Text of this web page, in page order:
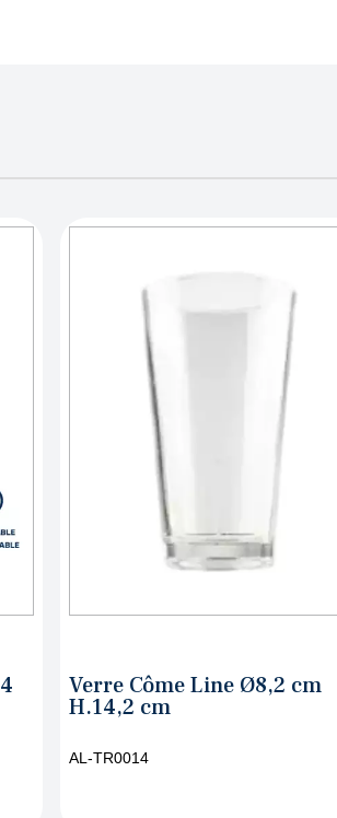
Verre Côme Plain Ø8,2 cm
H.14,2 cm
AL-TR0015